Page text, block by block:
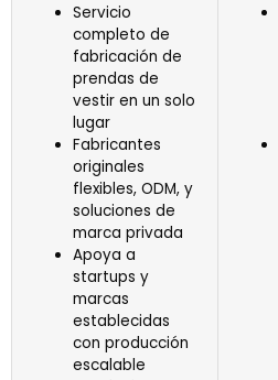
Servicio
completo de
fabricación de
prendas de
vestir en un solo
lugar
Fabricantes
originales
flexibles, ODM, y
soluciones de
marca privada
Apoya a
startups y
marcas
establecidas
con producción
escalable